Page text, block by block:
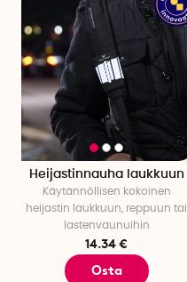
Heijastinnauha laukkuun
Käytännöllisen kokoinen
heijastin laukkuun, reppuun tai
lastenvaunuihin
14.34 €
Osta